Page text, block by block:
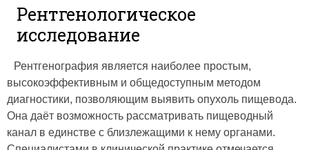
Рентгенологическое
исследование
Рентгенография является наиболее простым,
высокоэффективным и общедоступным методом
диагностики, позволяющим выявить опухоль пищевода.
Она даёт возможность рассматривать пищеводный
канал в единстве с близлежащими к нему органами.